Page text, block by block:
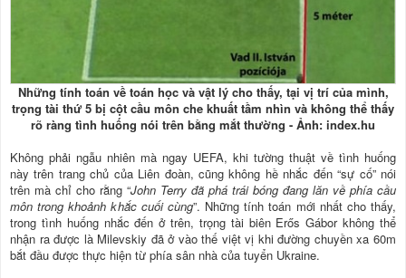
Những tính toán về toán học và vật lý cho thấy, tại vị trí của mình,
trọng tài thứ 5 bị cột cầu môn che khuất tầm nhìn và không thể thấy
rõ ràng tình huống nói trên bằng mắt thường - Ảnh: index.hu
Không phải ngẫu nhiên mà ngay UEFA, khi tường thuật về tình huống
này trên trang chủ của Liên đoàn, cũng không hề nhắc đến “sự cố” nói
trên mà chỉ cho rằng “John Terry đã phá trái bóng đang lăn về phía cầu
môn trong khoảnh khắc cuối cùng”. Những tính toán mới nhất cho thấy,
trong tình huống nhắc đến ở trên, trọng tài biên Erős Gábor không thể
nhận ra được là Milevskiy đã ở vào thế việt vị khi đường chuyền xa 60m
bắt đầu được thực hiện từ phía sân nhà của tuyển Ukraine.